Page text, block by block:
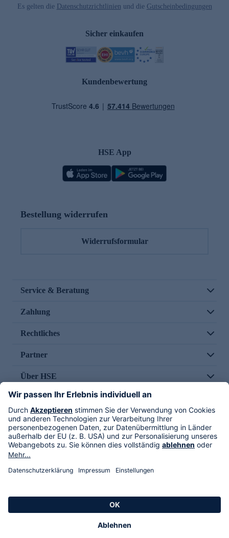
Es gelten die Datenschutzrichtlinien und die Gutscheinbedingungen
Sicher einkaufen
Kundenbewertung
HSE App
Bestellung widerrufen
Widerrufsformular
Service & Beratung
Zahlung
Rechtliches
Partner
Über HSE
Im TV
HSE International